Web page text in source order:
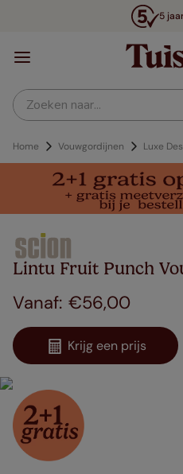
5
Zoeken naar...
Home Vouwgordijnen Luxe
Lintu Fruit Punch
€56,00
Krijg een prijs